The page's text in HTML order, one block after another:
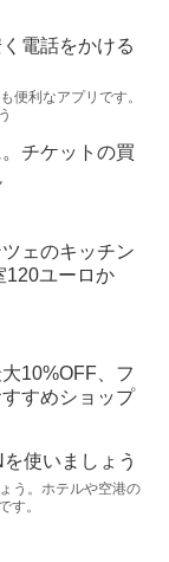
電話をかける
便利なアプリです。
チケットの買
ェのキッチン
120ユーロか
10%OFF、フ
すめショップ
使いましょう
う。ホテルや空港の
す。